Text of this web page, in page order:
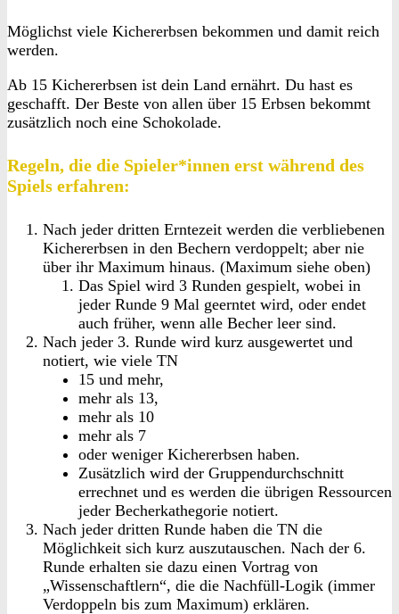
Möglichst viele Kichererbsen bekommen und damit reich
werden.
Ab 15 Kichererbsen ist dein Land ernährt. Du hast es
geschafft. Der Beste von allen über 15 Erbsen bekommt
zusätzlich noch eine Schokolade.
Regeln, die die Spieler*innen erst während des
Spiels erfahren:
Nach jeder dritten Erntezeit werden die verbliebenen
Kichererbsen in den Bechern verdoppelt; aber nie
über ihr Maximum hinaus. (Maximum siehe oben)
Das Spiel wird 3 Runden gespielt, wobei in
jeder Runde 9 Mal geerntet wird, oder endet
auch früher, wenn alle Becher leer sind.
Nach jeder 3. Runde wird kurz ausgewertet und
notiert, wie viele TN
15 und mehr,
mehr als 13,
mehr als 10
mehr als 7
oder weniger Kichererbsen haben.
Zusätzlich wird der Gruppendurchschnitt
errechnet und es werden die übrigen Ressourcen
jeder Becherkathegorie notiert.
Nach jeder dritten Runde haben die TN die
Möglichkeit sich kurz auszutauschen. Nach der 6.
Runde erhalten sie dazu einen Vortrag von
„Wissenschaftlern“, die die Nachfüll-Logik (immer
Verdoppeln bis zum Maximum) erklären.